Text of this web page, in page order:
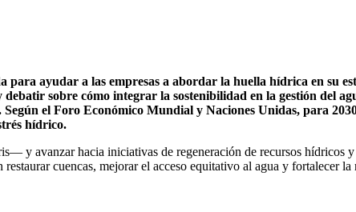
para ayudar a las empresas a abordar la huella hídrica en su
sobre cómo integrar la sostenibilidad en la gestión del
el Foro Económico Mundial y Naciones Unidas, para
hídrico.
y avanzar hacia iniciativas de regeneración de recursos hídricos y
cuencas, mejorar el acceso equitativo al agua y fortalecer